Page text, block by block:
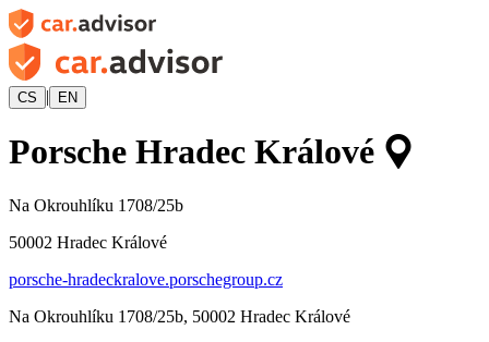
CS | EN
Porsche Hradec Králové
Na Okrouhlíku 1708/25b
50002 Hradec Králové
porsche-hradeckralove.porschegroup.cz
Na Okrouhlíku 1708/25b, 50002 Hradec Králové